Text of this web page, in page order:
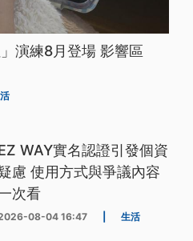
演練8月登場 影響區
WAY實名認證引發個資
慮 使用方式與爭議內容
次看
08-04 16:47 生活